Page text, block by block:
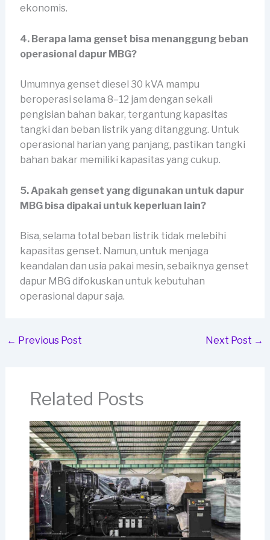
ekonomis.
4. Berapa lama genset bisa menanggung beban
operasional dapur MBG?
Umumnya genset diesel 30 kVA mampu
beroperasi selama 8–12 jam dengan sekali
pengisian bahan bakar, tergantung kapasitas
tangki dan beban listrik yang ditanggung. Untuk
operasional harian yang panjang, pastikan tangki
bahan bakar memiliki kapasitas yang cukup.
5. Apakah genset yang digunakan untuk dapur
MBG bisa dipakai untuk keperluan lain?
Bisa, selama total beban listrik tidak melebihi
kapasitas genset. Namun, untuk menjaga
keandalan dan usia pakai mesin, sebaiknya genset
dapur MBG difokuskan untuk kebutuhan
operasional dapur saja.
← Previous Post Next Post →
Related Posts